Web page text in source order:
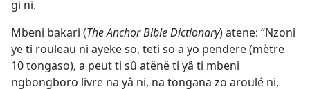
gi ni.
Mbeni bakari (The Anchor Bible Dictionary) atene: “Nzoni
ye ti rouleau ni ayeke so, teti so a yo pendere (mètre
10 tongaso), a peut ti sû atënë ti yâ ti mbeni
ngbongboro livre na yâ ni, na tongana zo aroulé ni,